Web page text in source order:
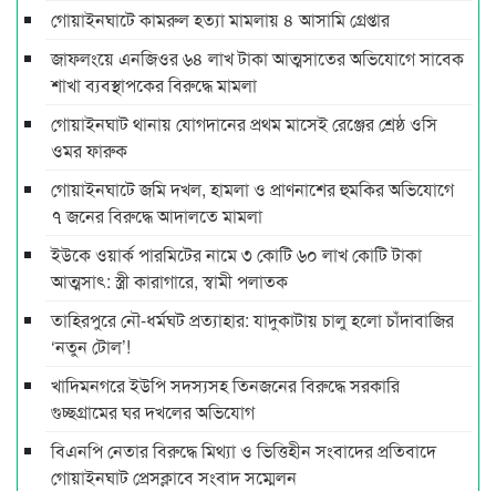
গোয়াইনঘাটে কামরুল হত্যা মামলায় ৪ আসামি গ্রেপ্তার
জাফলংয়ে এনজিওর ৬৪ লাখ টাকা আত্মসাতের অভিযোগে সাবেক
শাখা ব্যবস্থাপকের বিরুদ্ধে মামলা
গোয়াইনঘাট থানায় যোগদানের প্রথম মাসেই রেঞ্জের শ্রেষ্ঠ ওসি
ওমর ফারুক
গোয়াইনঘাটে জমি দখল, হামলা ও প্রাণনাশের হুমকির অভিযোগে
৭ জনের বিরুদ্ধে আদালতে মামলা
ইউকে ওয়ার্ক পারমিটের নামে ৩ কোটি ৬০ লাখ কোটি টাকা
আত্মসাৎ: স্ত্রী কারাগারে, স্বামী পলাতক
তাহিরপুরে নৌ-ধর্মঘট প্রত্যাহার: যাদুকাটায় চালু হলো চাঁদাবাজির
‘নতুন টোল’!
খাদিমনগরে ইউপি সদস্যসহ তিনজনের বিরুদ্ধে সরকারি
গুচ্ছগ্রামের ঘর দখলের অভিযোগ
বিএনপি নেতার বিরুদ্ধে মিথ্যা ও ভিত্তিহীন সংবাদের প্রতিবাদে
গোয়াইনঘাট প্রেসক্লাবে সংবাদ সম্মেলন